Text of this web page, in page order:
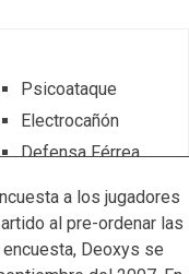
Psicoataque
Electrocañón
Defensa Férrea
a los jugadores
al pre-ordenar las
Deoxys se